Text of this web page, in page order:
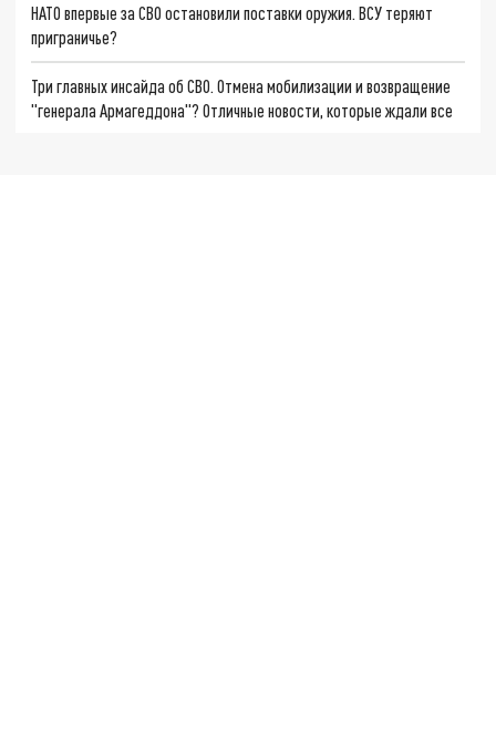
НАТО впервые за СВО остановили поставки оружия. ВСУ теряют
приграничье?
Три главных инсайда об СВО. Отмена мобилизации и возвращение
"генерала Армагеддона"? Отличные новости, которые ждали все